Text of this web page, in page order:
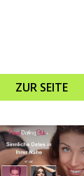
ZUR SEITE